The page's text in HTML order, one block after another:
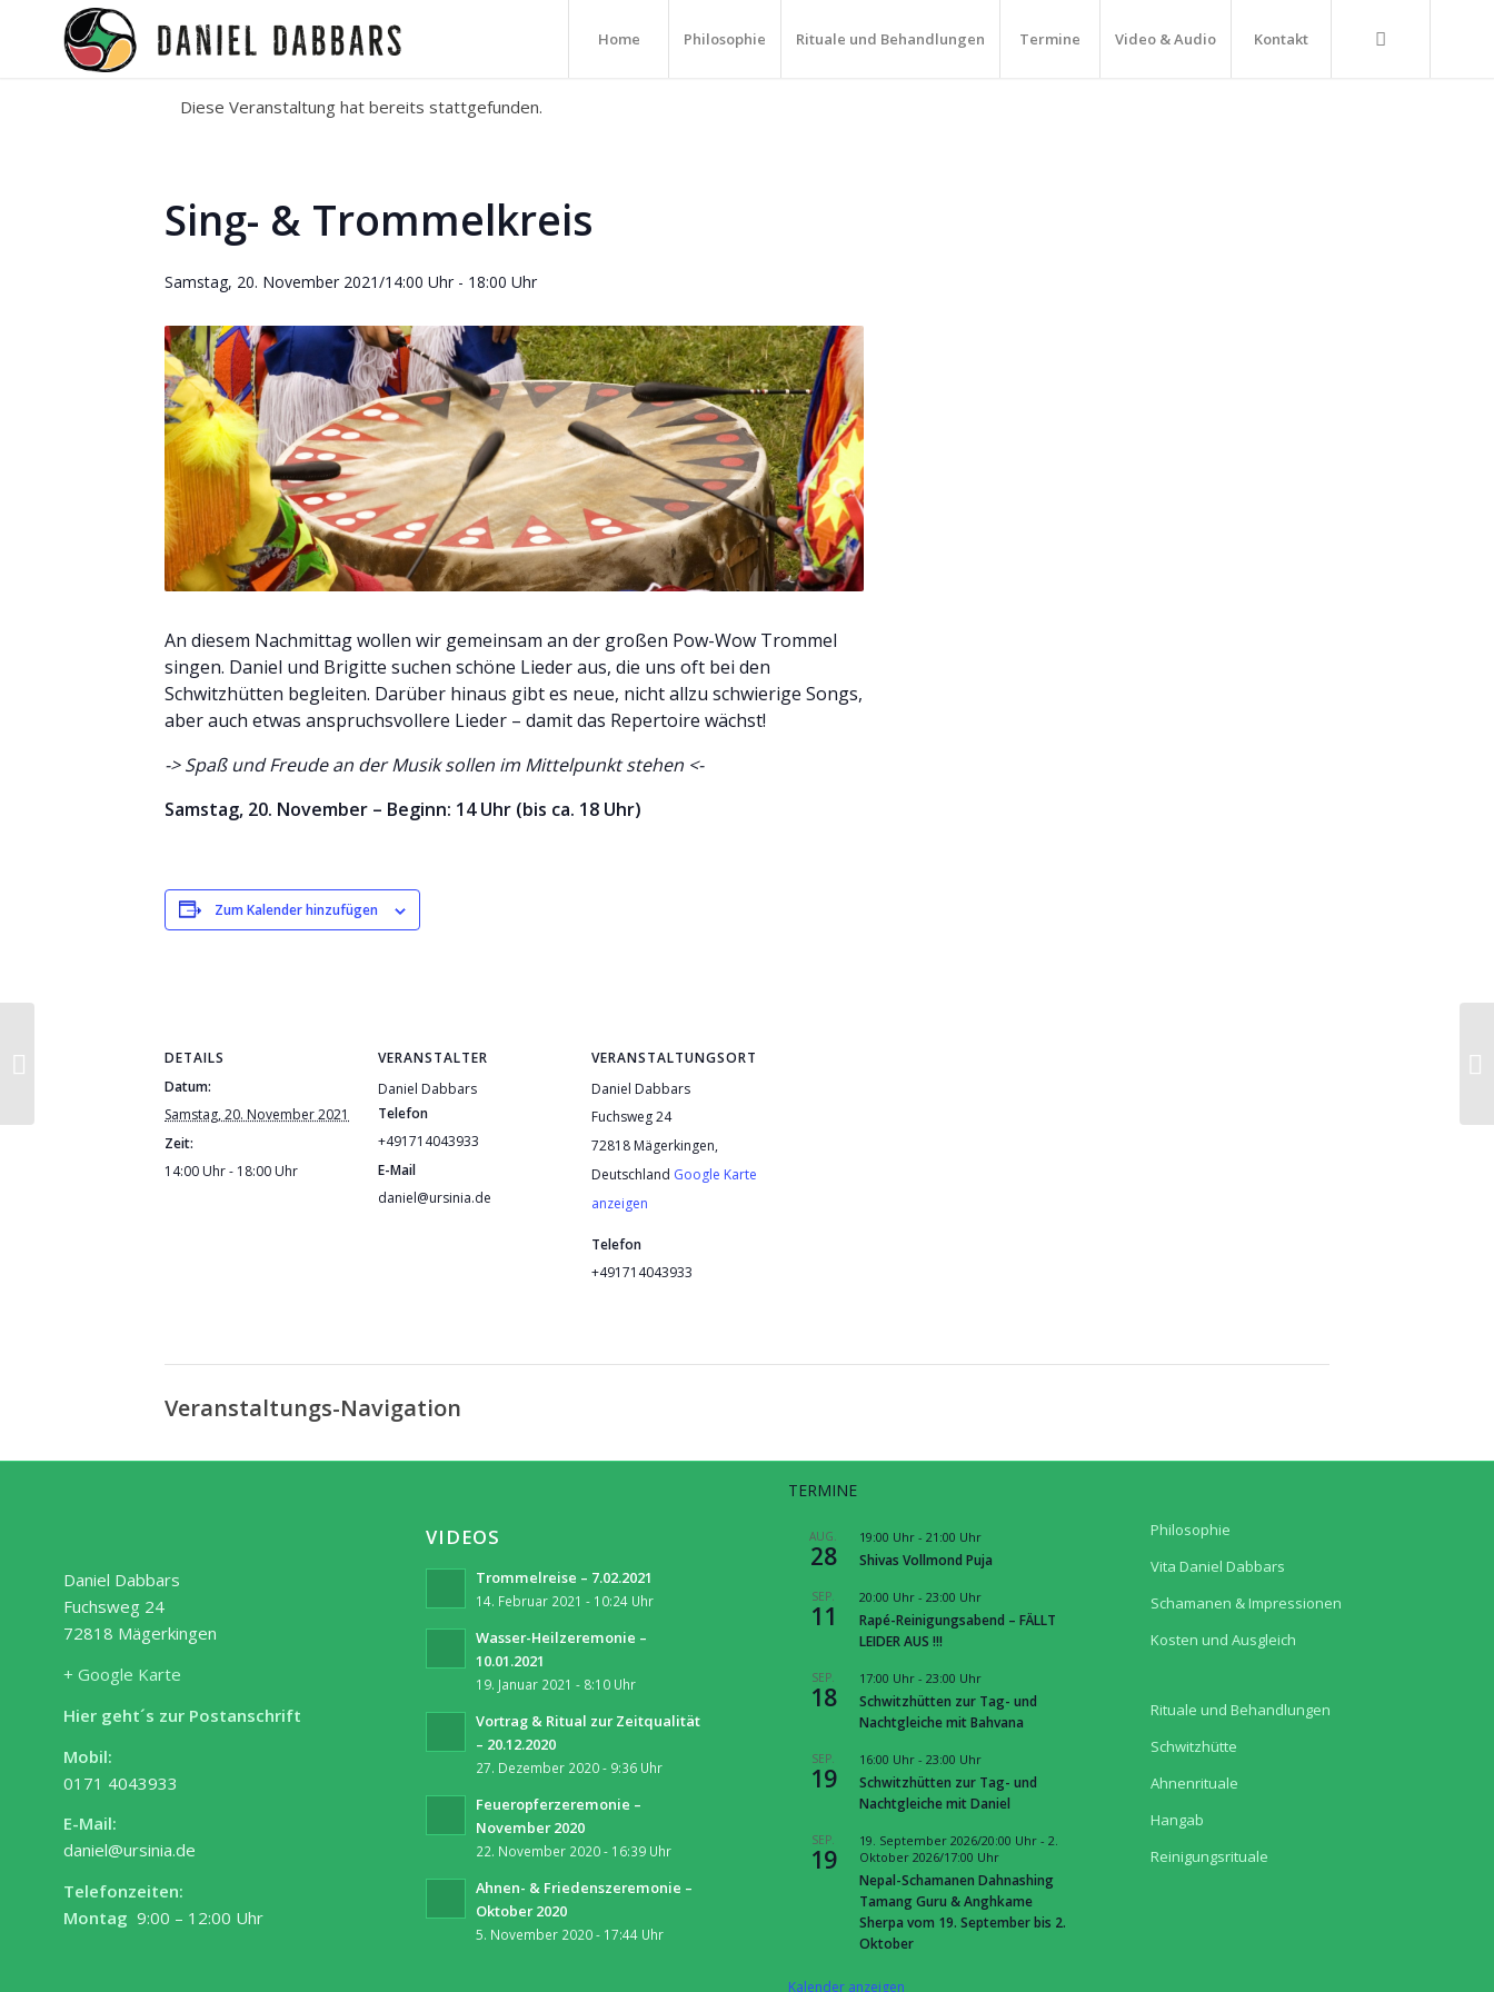
Home Philosophie Rituale und Behandlungen Termine Video & Audio Kontakt
Diese Veranstaltung hat bereits stattgefunden.
Sing- & Trommelkreis
Samstag, 20. November 2021/14:00 Uhr - 18:00 Uhr
An diesem Nachmittag wollen wir gemeinsam an der großen Pow-Wow Trommel
singen. Daniel und Brigitte suchen schöne Lieder aus, die uns oft bei den
Schwitzhütten begleiten. Darüber hinaus gibt es neue, nicht allzu schwierige Songs,
aber auch etwas anspruchsvollere Lieder – damit das Repertoire wächst!
-> Spaß und Freude an der Musik sollen im Mittelpunkt stehen <-
Samstag, 20. November – Beginn: 14 Uhr (bis ca. 18 Uhr)
Zum Kalender hinzufügen
DETAILS
Datum:
Samstag, 20. November 2021
Zeit:
14:00 Uhr - 18:00 Uhr
VERANSTALTER
Daniel Dabbars
Telefon
+491714043933
E-Mail
daniel@ursinia.de
VERANSTALTUNGSORT
Daniel Dabbars
Fuchsweg 24
72818 Mägerkingen,
Deutschland Google Karte
anzeigen
Telefon
+491714043933
Veranstaltungs-Navigation
Daniel Dabbars
Fuchsweg 24
72818 Mägerkingen
+ Google Karte
Hier geht´s zur Postanschrift
Mobil:
0171 4043933
E-Mail:
daniel@ursinia.de
Telefonzeiten:
Montag 9:00 – 12:00 Uhr
VIDEOS
Trommelreise – 7.02.2021
14. Februar 2021 - 10:24 Uhr
Wasser-Heilzeremonie –
10.01.2021
19. Januar 2021 - 8:10 Uhr
Vortrag & Ritual zur Zeitqualität
– 20.12.2020
27. Dezember 2020 - 9:36 Uhr
Feueropferzeremonie –
November 2020
22. November 2020 - 16:39 Uhr
Ahnen- & Friedenszeremonie –
Oktober 2020
5. November 2020 - 17:44 Uhr
TERMINE
AUG.
28
19:00 Uhr- 21:00 Uhr
Shivas Vollmond Puja
SEP.
11
20:00 Uhr- 23:00 Uhr
Rapé-Reinigungsabend – FÄLLT
LEIDER AUS !!!
SEP.
18
17:00 Uhr- 23:00 Uhr
Schwitzhütten zur Tag- und
Nachtgleiche mit Bahvana
SEP.
19
16:00 Uhr- 23:00 Uhr
Schwitzhütten zur Tag- und
Nachtgleiche mit Daniel
SEP.
19
19. September 2026/20:00 Uhr- 2.
Oktober 2026/17:00 Uhr
Nepal-Schamanen Dahnashing
Tamang Guru & Anghkame
Sherpa vom 19. September bis 2.
Oktober
Kalender anzeigen
Philosophie
Vita Daniel Dabbars
Schamanen & Impressionen
Kosten und Ausgleich
Rituale und Behandlungen
Schwitzhütte
Ahnenrituale
Hangab
Reinigungsrituale
Rapé – Reinigung zum